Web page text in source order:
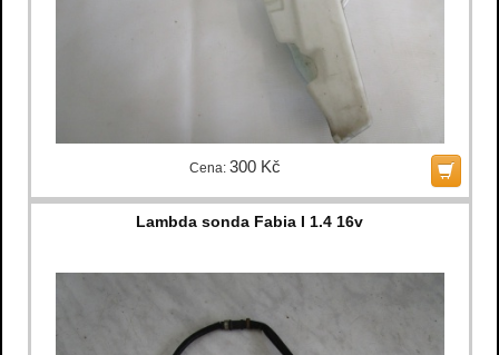
Cena: 300 Kč
Lambda sonda Fabia I 1.4 16v